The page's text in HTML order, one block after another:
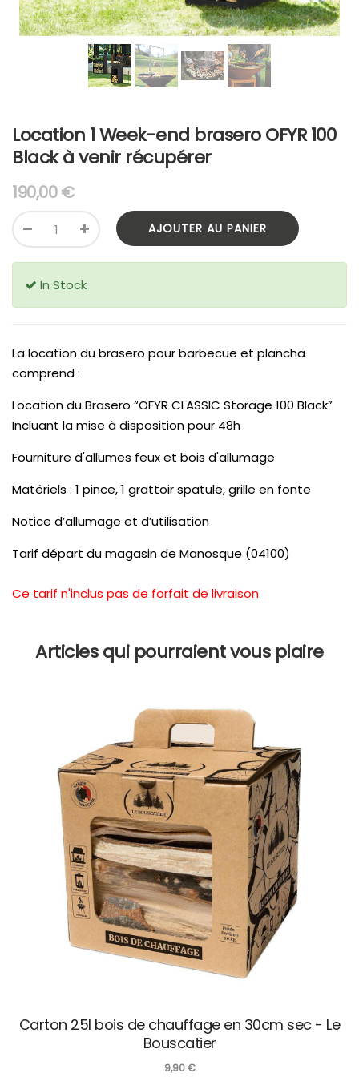
Location 1 Week-end brasero OFYR 100
Black à venir récupérer
190,00€
AJOUTER AU PANIER
In Stock
La location du brasero pour barbecue et plancha
comprend :
Location du Brasero “OFYR CLASSIC Storage 100 Black”
Incluant la mise à disposition pour 48h
Fourniture d'allumes feux et bois d'allumage
Matériels : 1 pince, 1 grattoir spatule, grille en fonte
Notice d’allumage et d’utilisation
Tarif départ du magasin de Manosque (04100)
Ce tarif n'inclus pas de forfait de livraison
Articles qui pourraient vous plaire
Carton 25l bois de chauffage en 30cm sec - Le
Bouscatier
9,90€